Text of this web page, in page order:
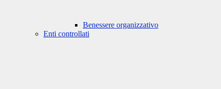
Benessere organizzativo
Enti controllati